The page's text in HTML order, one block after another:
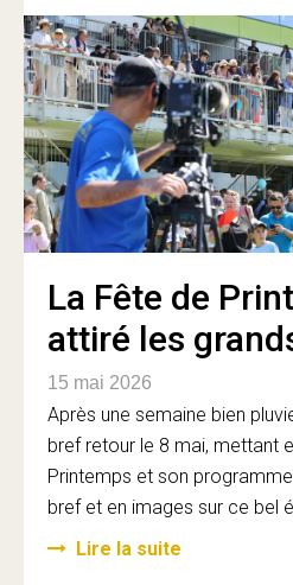
La Fête de
attiré les
15 mai 2026
Après une semaine bien
bref retour le 8 mai, mettant
Printemps et son
bref et en images sur ce bel
Lire la suite